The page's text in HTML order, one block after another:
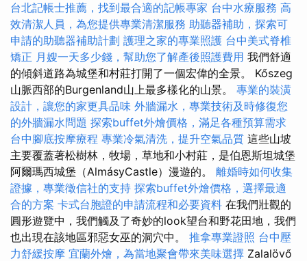
台北記帳士推薦，找到最合適的記帳專家 台中水療服務 高
效清潔人員，為您提供專業清潔服務 助聽器補助，探索可
申請的助聽器補助計劃 護理之家的專業照護 台中美式脊椎
矯正 月嫂一天多少錢，幫助您了解產後照護費用 我們舒適
的傾斜道路為城堡和村莊打開了一個宏偉的全景。 Kőszeg
山脈西部的Burgenland山上最多樣化的山景。 專業的裝潢
設計，讓您的家更具品味 外牆漏水，專業技術及時修復您
的外牆漏水問題 探索buffet外燴價格，滿足各種預算需求
台中腳底按摩療程 專業冷氣清洗，提升空氣品質 這些山坡
主要覆蓋著松樹林，牧場，草地和小村莊，是伯恩斯坦城堡
阿爾瑪西城堡（AlmásyCastle）漫遊的。 離婚時如何收集
證據，專業徵信社的支持 探索buffet外燴價格，選擇最適
合的方案 卡式台胞證的申請流程和必要資料 在我們壯觀的
圓形遊覽中，我們觸及了奇妙的look望台和野花田地，我們
也出現在該地區邪惡女巫的洞穴中。 推拿專業證照 台中壓
力舒緩按摩 宜蘭外燴，為當地聚會帶來美味選擇 Zalalövő